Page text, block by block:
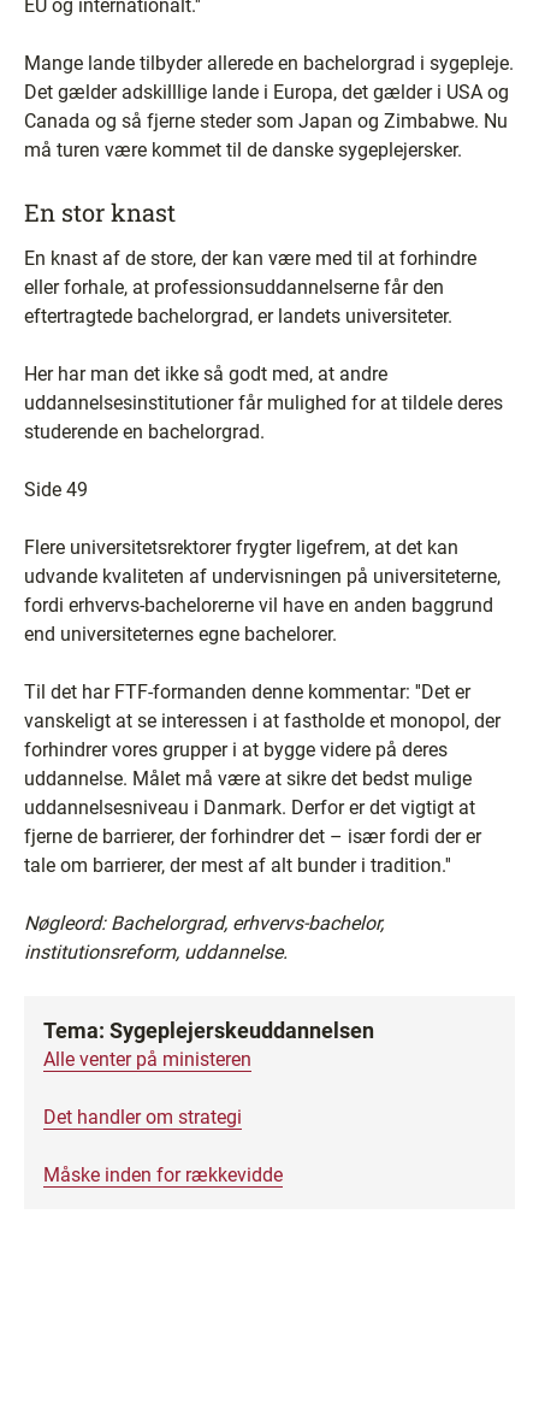
EU og internationalt.''
Mange lande tilbyder allerede en bachelorgrad i sygepleje.
Det gælder adskilllige lande i Europa, det gælder i USA og
Canada og så fjerne steder som Japan og Zimbabwe. Nu
må turen være kommet til de danske sygeplejersker.
En stor knast
En knast af de store, der kan være med til at forhindre
eller forhale, at professionsuddannelserne får den
eftertragtede bachelorgrad, er landets universiteter.
Her har man det ikke så godt med, at andre
uddannelsesinstitutioner får mulighed for at tildele deres
studerende en bachelorgrad.
Side 49
Flere universitetsrektorer frygter ligefrem, at det kan
udvande kvaliteten af undervisningen på universiteterne,
fordi erhvervs-bachelorerne vil have en anden baggrund
end universiteternes egne bachelorer.
Til det har FTF-formanden denne kommentar: ''Det er
vanskeligt at se interessen i at fastholde et monopol, der
forhindrer vores grupper i at bygge videre på deres
uddannelse. Målet må være at sikre det bedst mulige
uddannelsesniveau i Danmark. Derfor er det vigtigt at
fjerne de barrierer, der forhindrer det – især fordi der er
tale om barrierer, der mest af alt bunder i tradition.''
Nøgleord: Bachelorgrad, erhvervs-bachelor,
institutionsreform, uddannelse.
Tema: Sygeplejerskeuddannelsen
Alle venter på ministeren
Det handler om strategi
Måske inden for rækkevidde